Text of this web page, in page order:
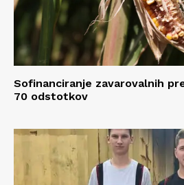
Sofinanciranje zavarovalnih
70 odstotkov